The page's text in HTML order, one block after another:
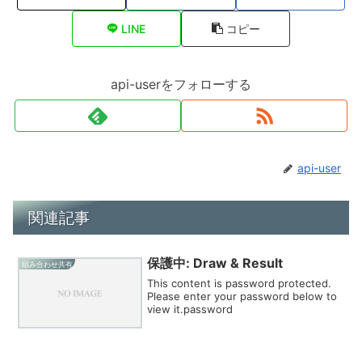
LINE コピー
api-userをフォローする
api-user
関連記事
組み合わせ共有 保護中: Draw & Result
This content is password protected.
Please enter your password below to
view it.password